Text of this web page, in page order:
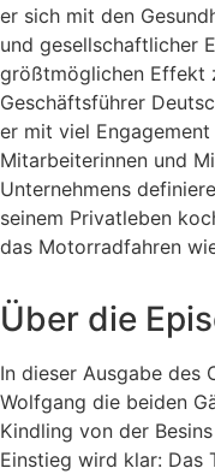
er sich mit den
und gesellschaftlicher
größtmöglichen Effekt
Geschäftsführer
er mit viel
Mitarbeiterinnen und
Unternehmens
seinem Privatleben
das Motorradfahren
Über die
In dieser Ausgabe des
Wolfgang die beiden
Kindling von der
Einstieg wird klar: Das